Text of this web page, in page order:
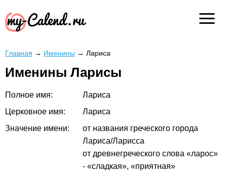
Главная → Именины → Лариса
Именины Ларисы
Полное имя:
Лариса
Церковное имя:
Лариса
Значение имени:
от названия греческого города
Лариса/Ларисса
от древнегреческого слова «ларос»
- «сладкая», «приятная»